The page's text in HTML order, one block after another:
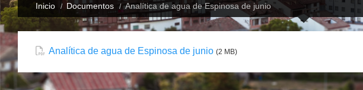
Inicio Documentos Analítica de agua de Espinosa de junio
Analítica de agua de Espinosa de junio (2 MB)